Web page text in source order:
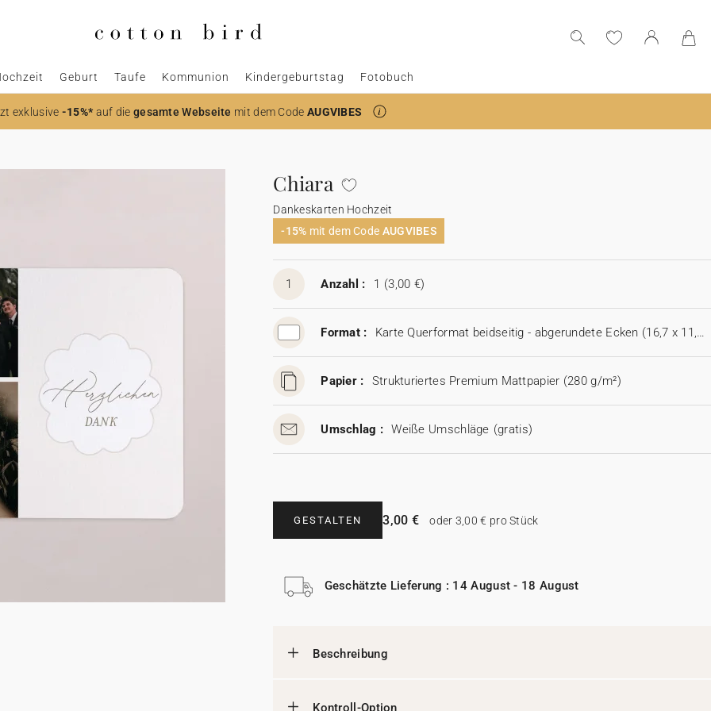
Geburt Taufe Kommunion Kindergeburtstag Fotobuch
exklusive -15%*auf die gesamte Webseite mit dem Code AUGVIBES
Chiara
Dankeskarten Hochzeit
-15% mit dem Code AUGVIBES
1 Anzahl : 1 (3,00 €)
Format : Karte Querformat beidseitig - abgerundete Ecken (16,7 x 11,5 cm)
Papier : Strukturiertes Premium Mattpapier (280 g/m²)
Umschlag : Weiße Umschläge (gratis)
GESTALTEN 3,00 € oder 3,00 € pro Stück
Geschätzte Lieferung : 14 August - 18 August
Beschreibung
Kontroll-Option